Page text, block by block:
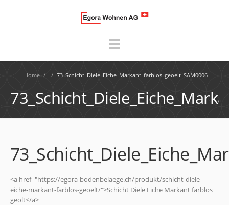
Home / / 73_Schicht_Diele_Eiche_Markant_farblos_geoelt_SAM0006
<a href="https://egora-bodenbelaege.ch/produkt/schicht-diele-
eiche-markant-farblos-geoelt/">Schicht Diele Eiche Markant farblos
geölt</a>